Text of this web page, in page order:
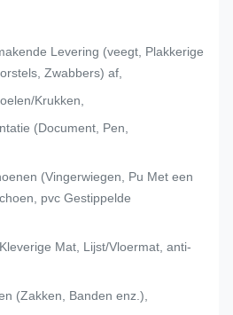
Levering (veegt, Plakkerige
Zwabbers) af,
Krukken,
(Document, Pen,
(Vingerwiegen, Pu Met een
pvc Gestippelde
Mat, Lijst/Vloermat, anti-
(Zakken, Banden enz.),